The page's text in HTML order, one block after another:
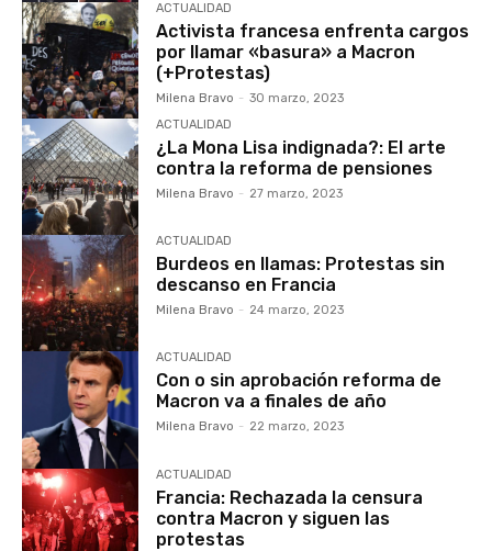
ACTUALIDAD
Activista francesa enfrenta cargos
por llamar «basura» a Macron
(+Protestas)
Milena Bravo - 30 marzo, 2023
ACTUALIDAD
¿La Mona Lisa indignada?: El arte
contra la reforma de pensiones
Milena Bravo - 27 marzo, 2023
ACTUALIDAD
Burdeos en llamas: Protestas sin
descanso en Francia
Milena Bravo - 24 marzo, 2023
ACTUALIDAD
Con o sin aprobación reforma de
Macron va a finales de año
Milena Bravo - 22 marzo, 2023
ACTUALIDAD
Francia: Rechazada la censura
contra Macron y siguen las
protestas